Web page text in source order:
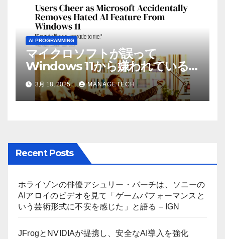
AI PROGRAMMING
マイクロソフトが誤って
Windows 11から嫌われている
AI機能を削除したことにユーザ
ーが歓喜
3月 18, 2025 MANAGETECH
Recent Posts
ホライゾンの俳優アシュリー・バーチは、ソニーの
AIアロイのビデオを見て「ゲームパフォーマンスと
いう芸術形式に不安を感じた」と語る – IGN
JFrogとNVIDIAが提携し、安全なAI導入を強化